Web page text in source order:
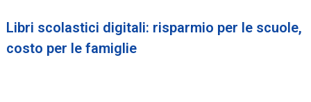
Libri scolastici digitali: risparmio per le scuole,
costo per le famiglie